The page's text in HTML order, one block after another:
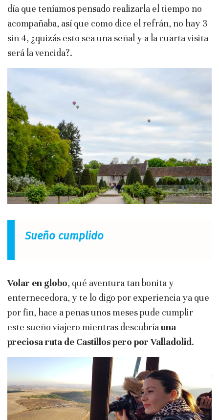
día que teníamos pensado realizarla el tiempo no
acompañaba, así que como dice el refrán, no hay 3
sin 4, ¿quizás esto sea una señal y a la cuarta visita
será la vencida?.
Sueño cumplido
Volar en globo, qué aventura tan bonita y
enternecedora, y te lo digo por experiencia ya que
por fin, hace a penas unos meses pude cumplir
este sueño viajero mientras descubríauna
preciosa ruta de Castillos pero por Valladolid.